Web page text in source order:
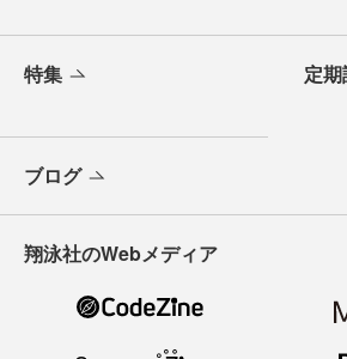
特集 定
ブログ
翔泳社のWebメディア